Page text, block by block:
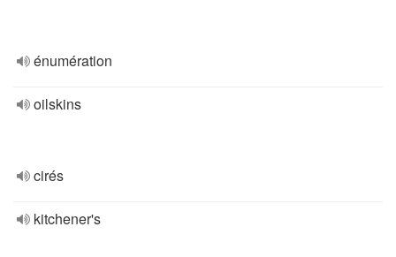
énumération
oilskins
cirés
kitchener's